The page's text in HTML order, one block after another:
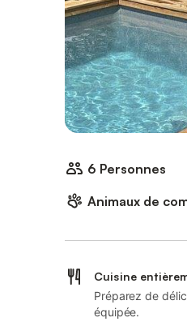
6 Personnes
Animaux de
Cuisine
Préparez de
équipée.